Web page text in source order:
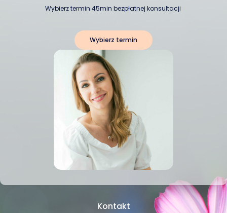
Wybierz termin 45min bezpłatnej konsultacji
Wybierz termin
Kontakt